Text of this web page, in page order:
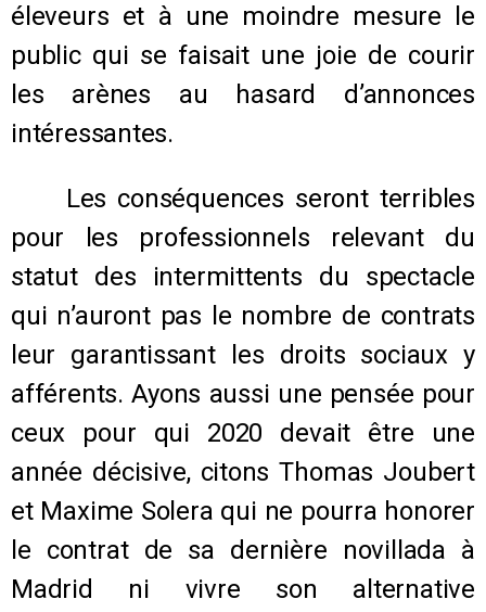
éleveurs et à une moindre mesure le
public qui se faisait une joie de courir
les arènes au hasard d’annonces
intéressantes.
Les conséquences seront terribles
pour les professionnels relevant du
statut des intermittents du spectacle
qui n’auront pas le nombre de contrats
leur garantissant les droits sociaux y
afférents. Ayons aussi une pensée pour
ceux pour qui 2020 devait être une
année décisive, citons Thomas Joubert
et Maxime Solera qui ne pourra honorer
le contrat de sa dernière novillada à
Madrid ni vivre son alternative